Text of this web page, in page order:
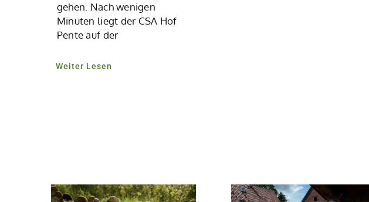
gehen. Nach wenigen
Minuten liegt der CSA Hof
Pente auf der
Weiter Lesen